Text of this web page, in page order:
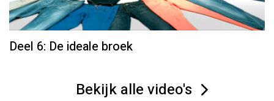
Deel 6: De ideale broek
Bekijk alle video's